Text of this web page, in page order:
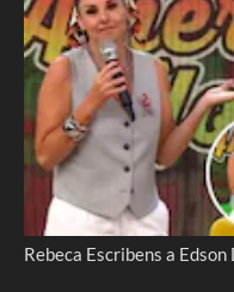
Rebeca Escribens a